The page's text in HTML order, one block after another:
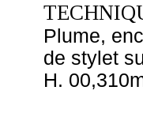
Plume,
de stylet
H.